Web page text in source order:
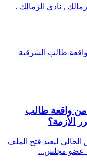
, نادي الزمالك ,
واقعة طالب
الأزمة؟
ليعيد فتح الملف
عضو مجلس...